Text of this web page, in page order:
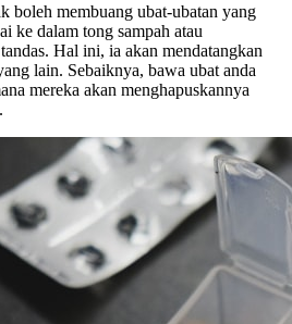
boleh membuang ubat-ubatan yang
ke dalam tong sampah atau
Hal ini, ia akan mendatangkan
lain. Sebaiknya, bawa ubat anda
mereka akan menghapuskannya